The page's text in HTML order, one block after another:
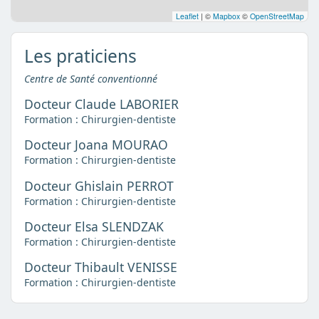
Leaflet | © Mapbox © OpenStreetMap
Les praticiens
Centre de Santé conventionné
Docteur Claude LABORIER
Formation : Chirurgien-dentiste
Docteur Joana MOURAO
Formation : Chirurgien-dentiste
Docteur Ghislain PERROT
Formation : Chirurgien-dentiste
Docteur Elsa SLENDZAK
Formation : Chirurgien-dentiste
Docteur Thibault VENISSE
Formation : Chirurgien-dentiste